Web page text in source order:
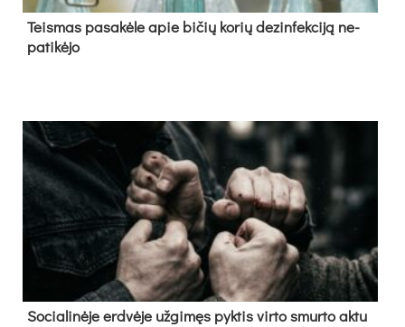
Teis­mas pa­sa­kė­le apie bi­čių ko­rių de­zin­fek­ci­ją ne­
pa­ti­kė­jo
So­cia­li­nė­je erd­vė­je už­gi­męs pyk­tis vir­to smur­to ak­tu